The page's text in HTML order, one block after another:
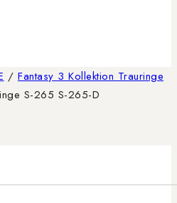
/ Fantasy 3 Kollektion Trauringe
S-265 S-265-D